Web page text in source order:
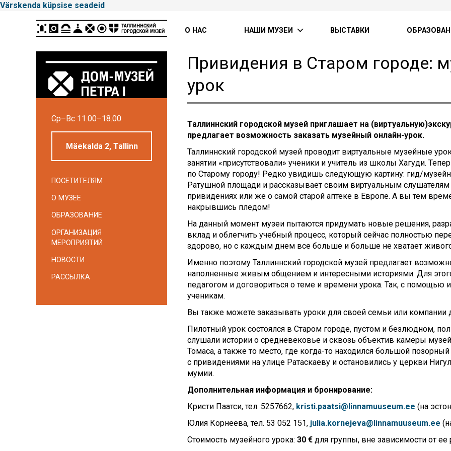
Värskenda küpsise seadeid
Tallinna
Peamenüü
О НАС НАШИ МУЗЕИ ВЫСТАВКИ
Cp–Вс 11.00–18.00
Mäekalda 2, Tallinn
ПОСЕТИТЕЛЯМ
О МУЗЕЕ
ОБРАЗОВАНИЕ
ОРГАНИЗАЦИЯ
МЕРОПРИЯТИЙ
НОВОСТИ
РАССЫЛКА
Привидения в Старом городе:
урок
Таллиннский городской музей приглашает на
предлагает возможность заказать музейный онлайн-урок.
Таллиннский городской музей проводит виртуальные музейные
занятии «присутствовали» ученики и учитель из школы Хагуди.
по Старому городу! Редко увидишь следующую картину: гид/
Ратушной площади и рассказывает своим виртуальным
привидениях или же о самой старой аптеке в Европе. А вы тем
накрывшись пледом!
На данный момент музеи пытаются придумать новые решения,
вклад и облегчить учебный процесс, который сейчас полностью
здорово, но с каждым днем все больше и больше не хватает
Именно поэтому Таллиннский городской музей предлагает
наполненные живым общением и интересными историями. Для
педагогом и договориться о теме и времени урока. Так, с помощью
ученикам.
Вы также можете заказывать уроки для своей семьи или компании
Пилотный урок состоялся в Старом городе, пустом и безлюдном,
слушали истории о средневековье и сквозь объектив камеры
Томаса, а также то место, где когда-то находился большой
с привидениями на улице Ратаскаеву и остановились у церкви
мумии.
Дополнительная информация и бронирование:
Кристи Паатси, тел. 5257662, kristi.paatsi@linnamuuseum.ee (на
Юлия Корнеева, тел. 53 052 151, julia.kornejeva@linnamuuseum.ee
Стоимость музейного урока: 30 € для группы, вне зависимости от ее